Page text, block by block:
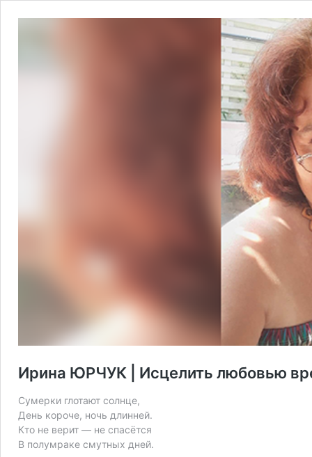
Ирина ЮРЧУК | Исцелить любовью
Сумерки глотают солнце,
День короче, ночь длинней.
Кто не верит — не спасётся
В полумраке смутных дней.